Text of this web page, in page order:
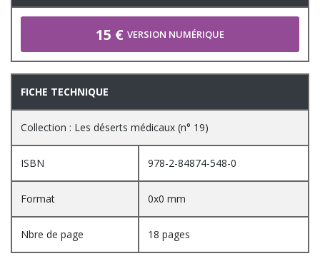
15 € VERSION NUMÉRIQUE
FICHE TECHNIQUE
Collection : Les déserts médicaux (n° 19)
ISBN 978-2-84874-548-0
Format 0x0 mm
Nbre de page 18 pages